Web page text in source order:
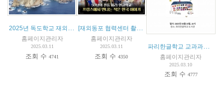
2025년 독도학교 재외동포 가족 캠프
홈페이지관리자
2025.03.11
조회 수4741
[재외동포 협력센터 촬영 및 제작] 파리한글학교 소개 동영상 (2024년 10월)
홈페이지관리자
2025.03.11
조회 수4350
파리한글학교 교과과정 설명회- 2025년 3월 19일
홈페이지관리자
2025.03.10
조회 수 4777